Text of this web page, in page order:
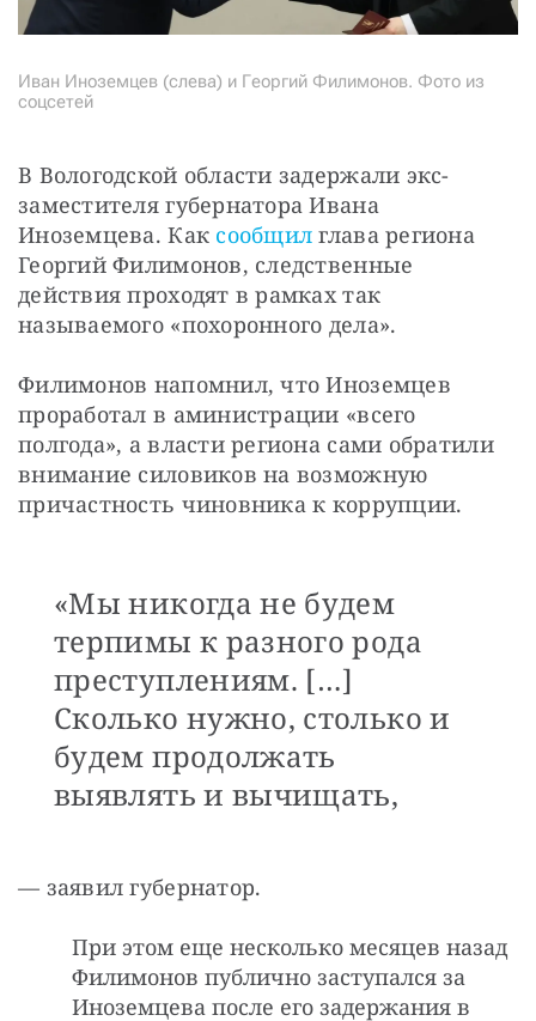
Иван Иноземцев (слева) и Георгий Филимонов. Фото из
соцсетей
В Вологодской области задержали экс-
заместителя губернатора Ивана
Иноземцева. Как сообщил глава региона
Георгий Филимонов, следственные
действия проходят в рамках так
называемого «похоронного дела».
Филимонов напомнил, что Иноземцев
проработал в аминистрации «всего
полгода», а власти региона сами обратили
внимание силовиков на возможную
причастность чиновника к коррупции.
«Мы никогда не будем
терпимы к разного рода
преступлениям. […]
Сколько нужно, столько и
будем продолжать
выявлять и вычищать,
— заявил губернатор.
При этом еще несколько месяцев назад
Филимонов публично заступался за
Иноземцева после его задержания в